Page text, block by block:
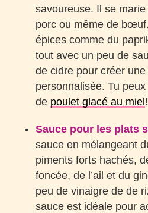
savoureuse. Il se
porc ou même de
épices comme du
tout avec un peu de
de cidre pour créer
personnalisée. Tu
de poulet glacé au miel!
Sauce pour les plats
sauce en mélangeant
piments forts hachés,
foncée, de l’ail et du
peu de vinaigre de de
sauce est idéale pour